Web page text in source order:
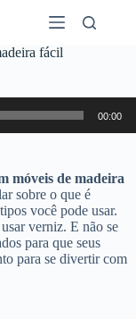
fácil
00:00
móveis de madeira
sobre o que é
você pode usar.
verniz. E não se
para que seus
para se divertir com